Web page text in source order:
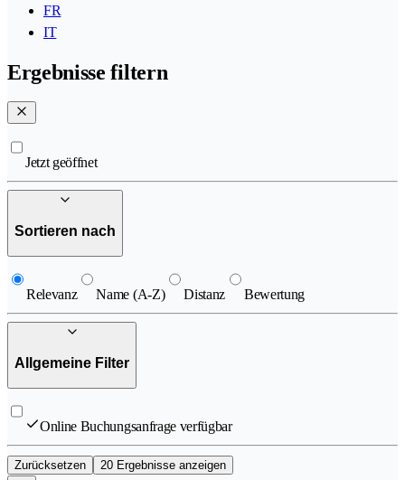
FR
IT
Ergebnisse filtern
Jetzt geöffnet
Sortieren nach
Relevanz Name (A-Z) Distanz Bewertung
Allgemeine Filter
Online Buchungsanfrage verfügbar
Zurücksetzen 20 Ergebnisse anzeigen